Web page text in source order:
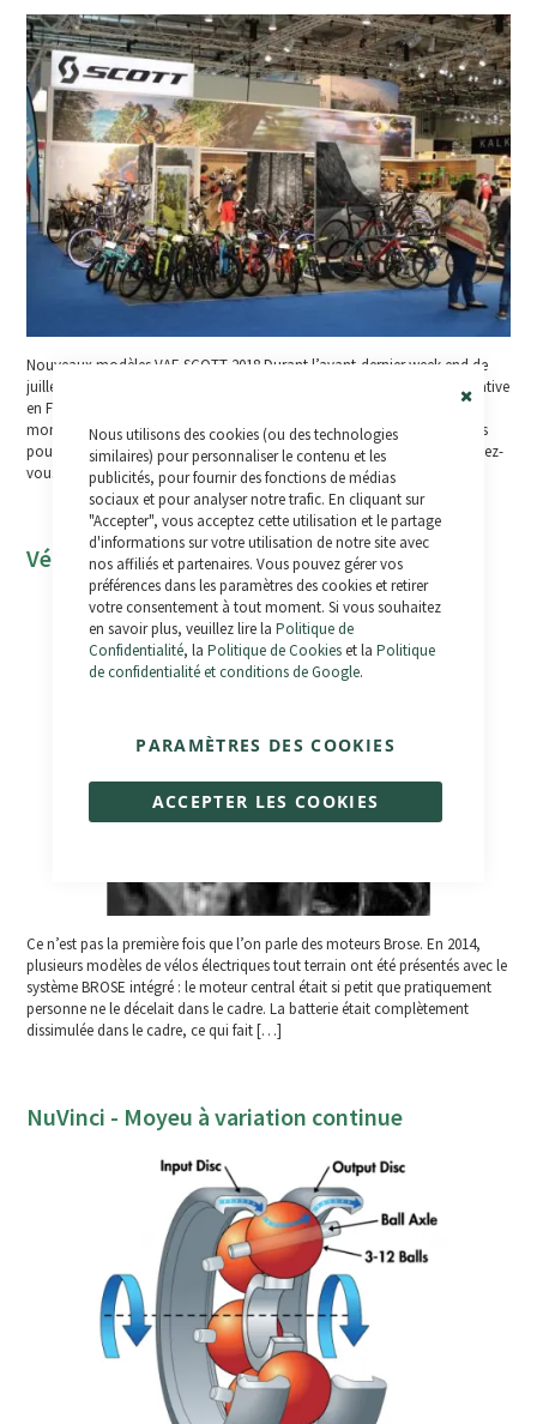
Close
Cookie
Bar
Nous utilisons des cookies (ou des technologies
similaires) pour personnaliser le contenu et les
publicités, pour fournir des fonctions de médias
sociaux et pour analyser notre trafic. En cliquant sur
"Accepter", vous acceptez cette utilisation et le partage
d'informations sur votre utilisation de notre site avec
nos affiliés et partenaires. Vous pouvez gérer vos
préférences dans les paramètres des cookies et retirer
votre consentement à tout moment. Si vous souhaitez
en savoir plus, veuillez lire la Politique de
Confidentialité, la Politique de Cookieset la Politique
de confidentialité et conditions de Google.
ACCEPTER LES COOKIES
PARAMÈTRES DES COOKIES
Nouveaux modèles VAE SCOTT 2018 Durant l’avant-dernier week-end de
juillet à Cologne, le groupe ZEG (dont la principale enseigne représentative
en France est VeloLand) a montré à tous ses distributeurs au niveau
mondial l’avant-première des nouveaux modèles qui seront disponibles
pour 2018. Scott, comme partie intégrante du groupe, est venu au rendez-
vous de cette édition […]
Vélos électriques à système Brose
Ce n’est pas la première fois que l’on parle des moteurs Brose. En 2014,
plusieurs modèles de vélos électriques tout terrain ont été présentés avec le
système BROSE intégré : le moteur central était si petit que pratiquement
personne ne le décelait dans le cadre. La batterie était complètement
dissimulée dans le cadre, ce qui fait […]
NuVinci - Moyeu à variation continue